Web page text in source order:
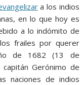
a los indios
en lo que hoy es
a lo indómito de
frailes por querer
de 1682 (13 de
Gerónimo de
naciones de indios